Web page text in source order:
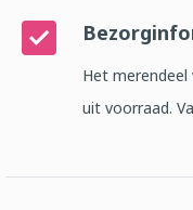
Het
uit voorraad.